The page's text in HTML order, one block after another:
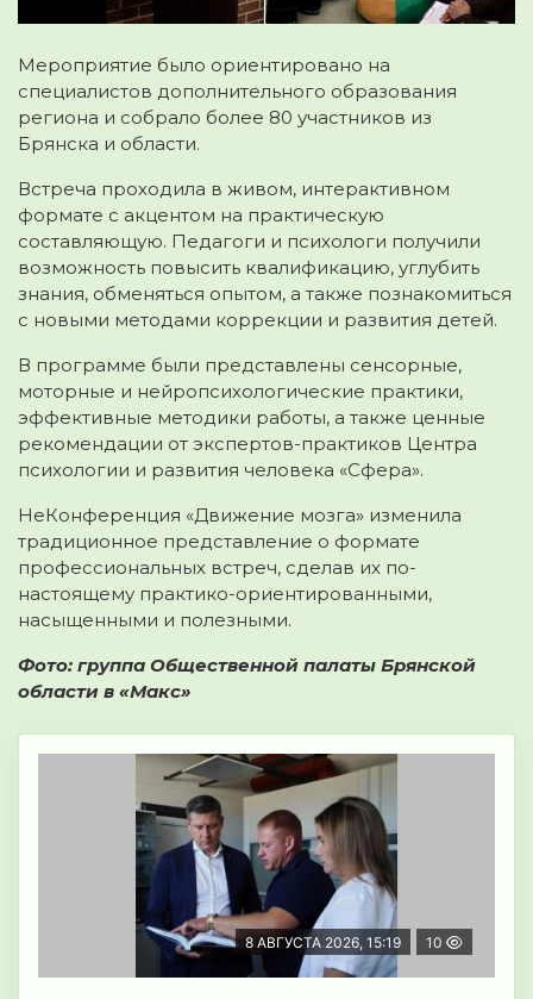
Мероприятие было ориентировано на
специалистов дополнительного образования
региона и собрало более 80 участников из
Брянска и области.
Встреча проходила в живом, интерактивном
формате с акцентом на практическую
составляющую. Педагоги и психологи получили
возможность повысить квалификацию, углубить
знания, обменяться опытом, а также познакомиться
с новыми методами коррекции и развития детей.
В программе были представлены сенсорные,
моторные и нейропсихологические практики,
эффективные методики работы, а также ценные
рекомендации от экспертов-практиков Центра
психологии и развития человека «Сфера».
НеКонференция «Движение мозга» изменила
традиционное представление о формате
профессиональных встреч, сделав их по-
настоящему практико-ориентированными,
насыщенными и полезными.
Фото: группа Общественной палаты Брянской
области в «Макс»
8 АВГУСТА 2026, 15:19 10